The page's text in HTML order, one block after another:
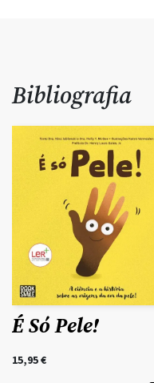
Bibliografia
É Só Pele!
15,95€